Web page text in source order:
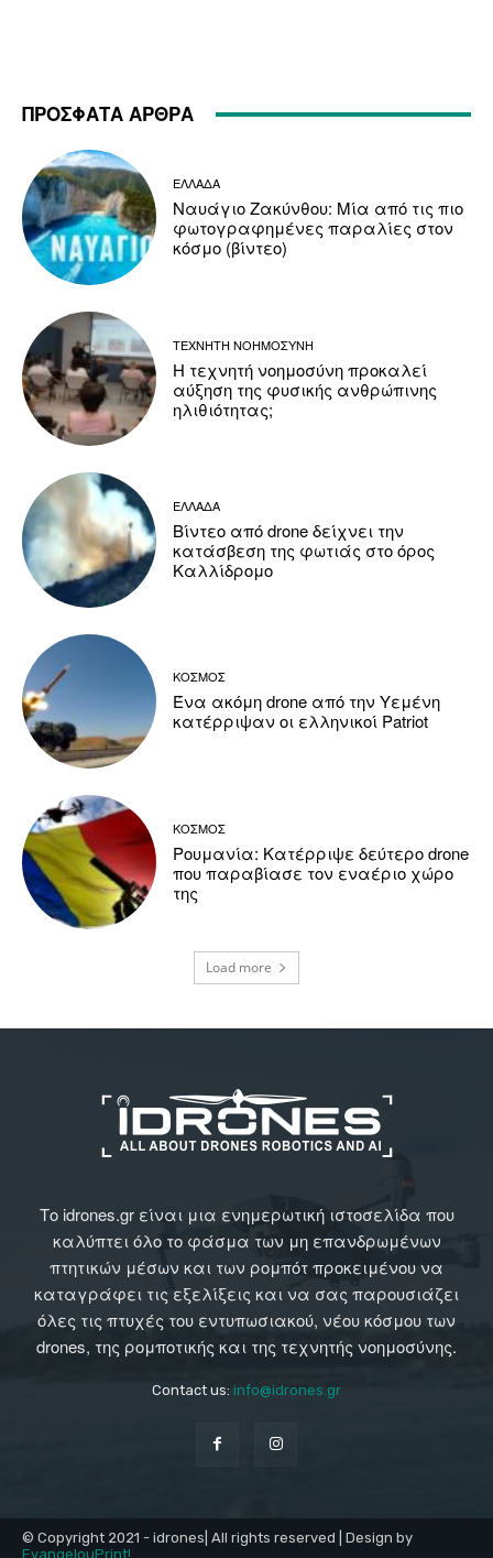
ΠΡΟΣΦΑΤΑ ΑΡΘΡΑ
ΕΛΛΑΔΑ
Ναυάγιο Ζακύνθου: Μία από τις πιο
φωτογραφημένες παραλίες στον
κόσμο (βίντεο)
ΤΕΧΝΗΤΗ ΝΟΗΜΟΣΥΝΗ
Η τεχνητή νοημοσύνη προκαλεί
αύξηση της φυσικής ανθρώπινης
ηλιθιότητας;
ΕΛΛΑΔΑ
Βίντεο από drone δείχνει την
κατάσβεση της φωτιάς στο όρος
Καλλίδρομο
ΚΟΣΜΟΣ
Ένα ακόμη drone από την Υεμένη
κατέρριψαν οι ελληνικοί Patriot
ΚΟΣΜΟΣ
Ρουμανία: Κατέρριψε δεύτερο drone
που παραβίασε τον εναέριο χώρο
της
Load more
Το idrones.gr είναι μια ενημερωτική ιστοσελίδα που
καλύπτει όλο το φάσμα των μη επανδρωμένων
πτητικών μέσων και των ρομπότ προκειμένου να
καταγράφει τις εξελίξεις και να σας παρουσιάζει
όλες τις πτυχές του εντυπωσιακού, νέου κόσμου των
drones, της ρομποτικής και της τεχνητής νοημοσύνης.
Contact us: info@idrones.gr
© Copyright 2021 - idrones| All rights reserved | Design by
EvangelouPrint!